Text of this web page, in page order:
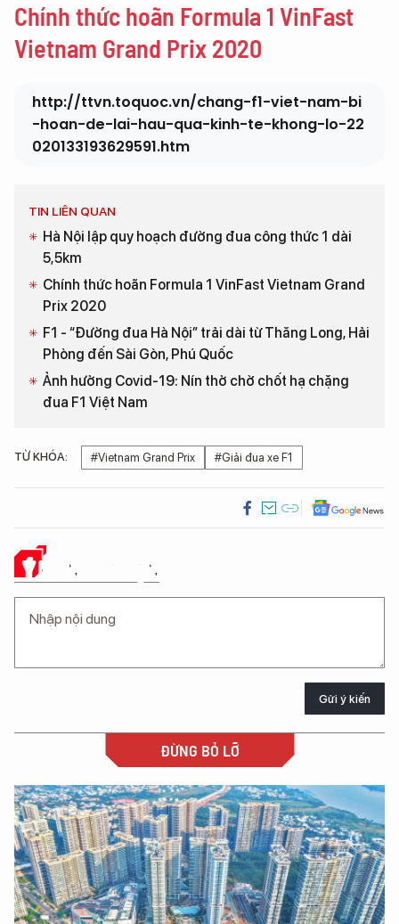
Chính thức hoãn Formula 1 VinFast
Vietnam Grand Prix 2020
http://ttvn.toquoc.vn/chang-f1-viet-nam-bi
-hoan-de-lai-hau-qua-kinh-te-khong-lo-22
020133193629591.htm
TIN LIÊN QUAN
Hà Nội lập quy hoạch đường đua công thức 1 dài
5,5km
Chính thức hoãn Formula 1 VinFast Vietnam Grand
Prix 2020
F1 - “Đường đua Hà Nội” trải dài từ Thăng Long, Hải
Phòng đến Sài Gòn, Phú Quốc
Ảnh hưởng Covid-19: Nín thở chờ chốt hạ chặng
đua F1 Việt Nam
TỪ KHÓA: #Vietnam Grand Prix #Giải đua xe F1
Ý KIẾN CỦA BẠN
Gửi ý kiến
ĐỪNG BỎ LỠ